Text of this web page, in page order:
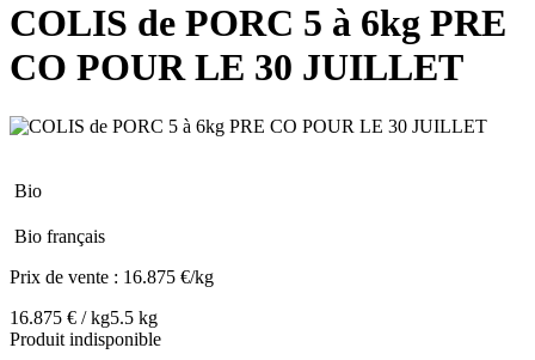
COLIS de PORC 5 à 6kg PRE
CO POUR LE 30 JUILLET
Bio
Bio français
Prix de vente : 16.875 €/kg
16.875 € / kg5.5 kg
Produit indisponible